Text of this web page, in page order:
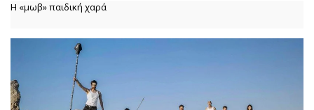
Η «μωβ» παιδική χαρά